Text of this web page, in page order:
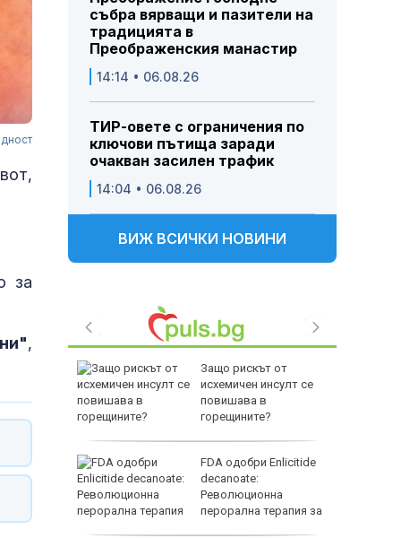
за
,
събра вярващи и пазители на
традицията в
Преображенския манастир
14:14 • 06.08.26
ТИР-овете с ограничения по
ключови пътища заради
очакван засилен трафик
14:04 • 06.08.26
ВИЖ ВСИЧКИ НОВИНИ
в
бил
Защо рискът от
исхемичен инсулт се
повишава в
горещините?
FDA одобри Еnlicitide
decanoate:
Революционна
перорална терапия за